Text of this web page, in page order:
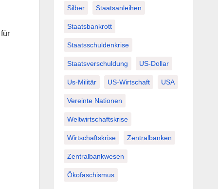
Silber Staatsanleihen
Staatsbankrott
Staatsschuldenkrise
Staatsverschuldung US-Dollar
Us-Militär US-Wirtschaft USA
Vereinte Nationen
Weltwirtschaftskrise
Wirtschaftskrise Zentralbanken
Zentralbankwesen
Ökofaschismus